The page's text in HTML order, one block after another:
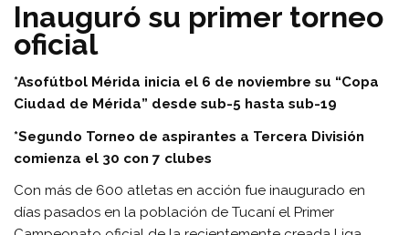
Inauguró su primer torneo
oficial
*Asofútbol Mérida inicia el 6 de noviembre su “Copa
Ciudad de Mérida” desde sub-5 hasta sub-19
*Segundo Torneo de aspirantes a Tercera División
comienza el 30 con 7 clubes
Con más de 600 atletas en acción fue inaugurado en
días pasados en la población de Tucaní el Primer